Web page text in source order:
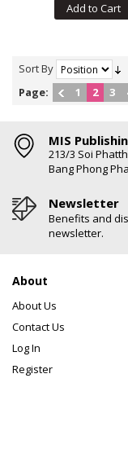
Add to Cart
Sort By
Page:
1 2 3
MIS
213/3 Soi
Bang Phong
Newsletter
Benefits and
newsletter.
About
About Us
Contact Us
Log In
Register